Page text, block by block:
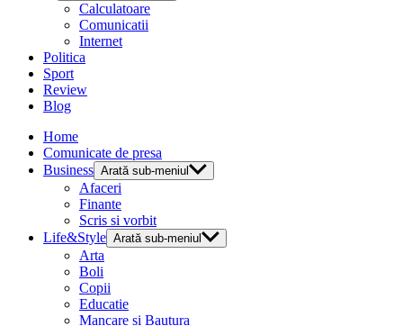
Calculatoare
Comunicatii
Internet
Politica
Sport
Review
Blog
Home
Comunicate de presa
Business Arată sub-meniul
Afaceri
Finante
Scris si vorbit
Life&Style Arată sub-meniul
Arta
Boli
Copii
Educatie
Mancare si Bautura